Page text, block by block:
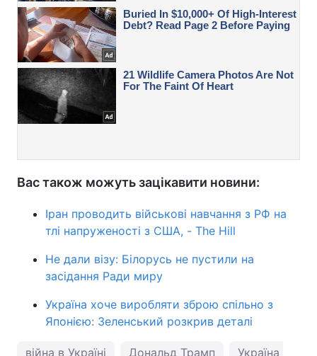
Вас також можуть зацікавити новини:
Іран проводить військові навчання з РФ на
тлі напруженості з США, - The Hill
Не дали візу: Білорусь не пустили на
засідання Ради миру
Україна хоче виробляти зброю спільно з
Японією: Зеленський розкрив деталі
війна в Україні Дональд Трамп Україна і